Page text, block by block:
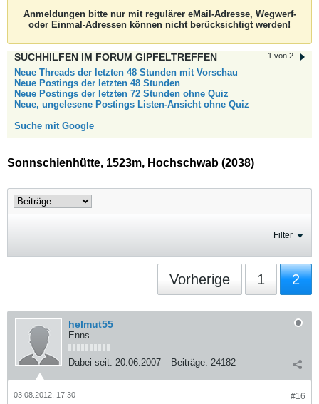
Anmeldungen bitte nur mit regulärer eMail-Adresse, Wegwerf-
oder Einmal-Adressen können nicht berücksichtigt werden!
1 von 2
SUCHHILFEN IM FORUM GIPFELTREFFEN
Neue Threads der letzten 48 Stunden mit Vorschau
Neue Postings der letzten 48 Stunden
Neue Postings der letzten 72 Stunden ohne Quiz
Neue, ungelesene Postings Listen-Ansicht ohne Quiz
Suche mit Google
Sonnschienhütte, 1523m, Hochschwab (2038)
Filter
Vorherige 1 2
helmut55
Enns
Dabei seit: 20.06.2007 Beiträge: 24182
#16
03.08.2012, 17:30